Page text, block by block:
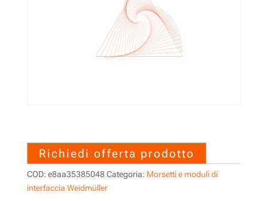
Richiedi offerta prodotto
COD: e8aa35385048 Categoria: Morsetti e moduli di
interfaccia Weidmüller